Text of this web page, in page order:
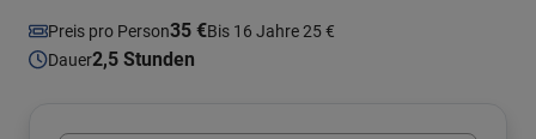
Preis pro Person35 €Bis 16 Jahre 25 €
Dauer2,5 Stunden